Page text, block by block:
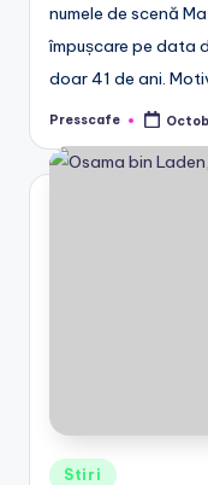
numele de scenă
împușcare pe data
doar 41 de ani.
Posted
Presscafe
Posted
Stiri